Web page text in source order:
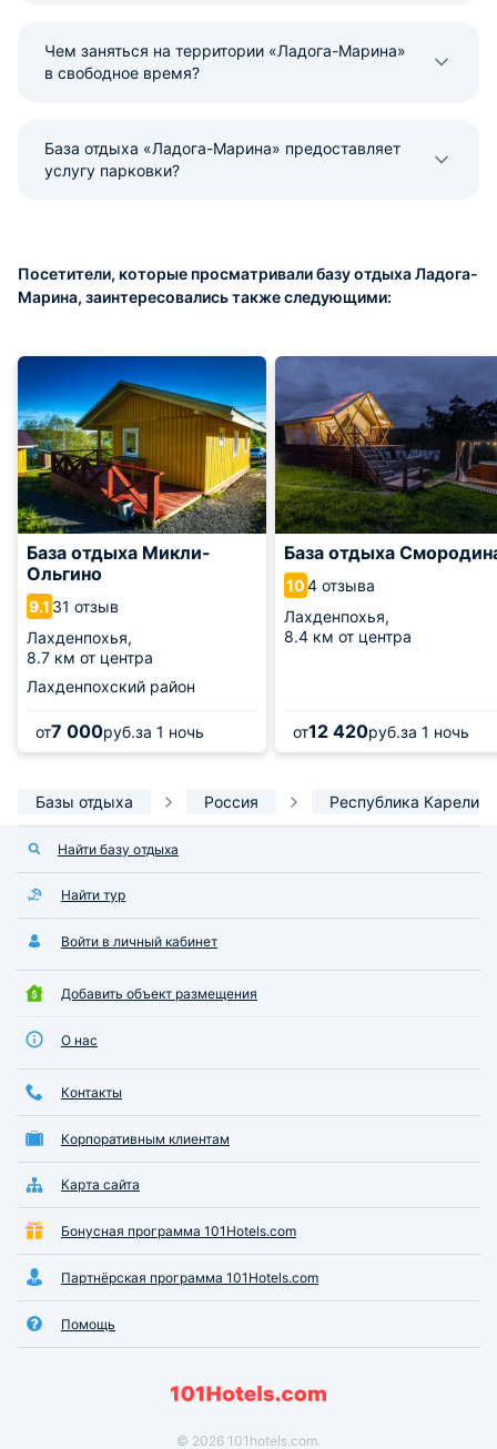
Чем заняться на территории «Ладога-Марина»
в свободное время?
База отдыха «Ладога-Марина» предоставляет
услугу парковки?
Посетители, которые просматривали базу отдыха Ладога-
Марина, заинтересовались также следующими:
База отдыха Микли-
Ольгино
9.1 31 отзыв
Лахденпохья,
8.7 км от центра
Лахденпохский район
от7 000руб.за 1 ночь
База отдыха
104 отзыва
Лахденпохья,
8.4 км от центра
от12 420руб.за 1 ночь
Базы отдыха Россия Республика Карелия
Найти базу отдыха
Найти тур
Войти в личный кабинет
Добавить объект размещения
О нас
Контакты
Корпоративным клиентам
Карта сайта
Бонусная программа 101Hotels.com
Партнёрская программа 101Hotels.com
Помощь
© 2026 101hotels.com.